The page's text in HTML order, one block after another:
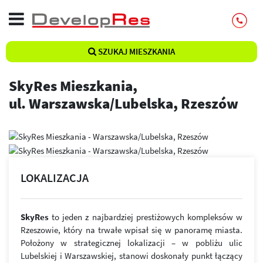
SZUKAJ MIESZKANIA
SkyRes Mieszkania,
ul. Warszawska/Lubelska, Rzeszów
LOKALIZACJA
SkyRes to jeden z najbardziej prestiżowych kompleksów w
Rzeszowie, który na trwałe wpisał się w panoramę miasta.
Położony w strategicznej lokalizacji – w pobliżu ulic
Lubelskiej i Warszawskiej, stanowi doskonały punkt łączący